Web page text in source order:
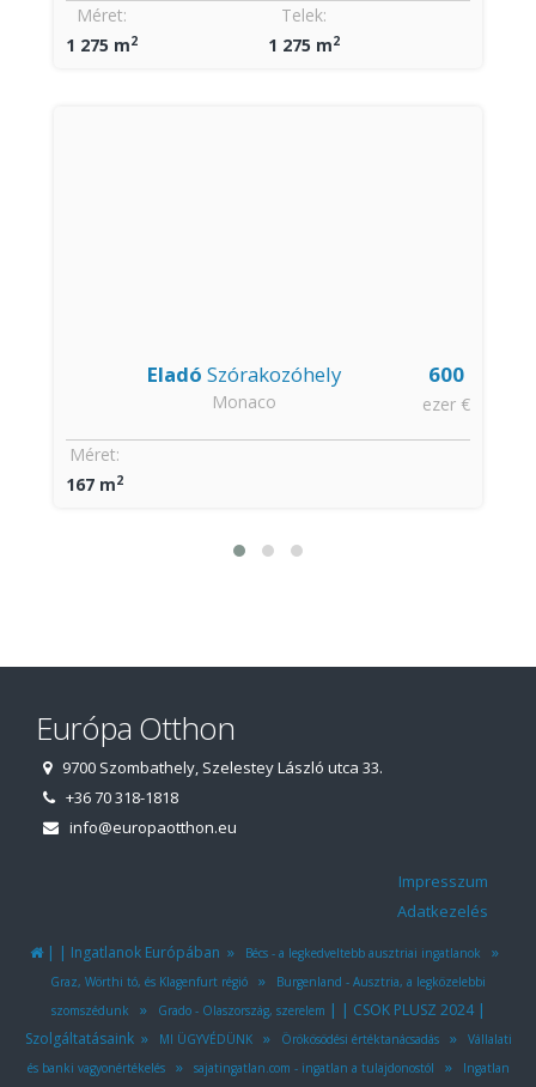
Méret:
1 275 m2
Telek:
1 275 m2
600
ezer €
Eladó Szórakozóhely
Monaco
Méret:
167 m2
Európa Otthon
9700 Szombathely, Szelestey László utca 33.
+36 70 318-1818
info@europaotthon.eu
Impresszum
Adatkezelés
| | Ingatlanok Európában » Bécs - a legkedveltebb ausztriai ingatlanok »
Graz, Wörthi tó, és Klagenfurt régió »
Burgenland - Ausztria, a legközelebbi
szomszédunk
» Grado - Olaszország, szerelem | | CSOK PLUSZ 2024|
Szolgáltatásaink» MI ÜGYVÉDÜNK» Örökösödési értéktanácsadás»
Vállalati
és banki vagyonértékelés
» sajatingatlan.com - ingatlan a tulajdonostól » Ingatlan